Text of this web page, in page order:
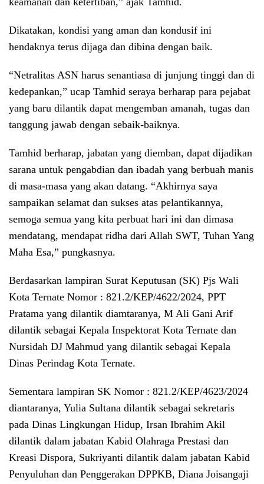
Dikatakan, kondisi yang aman dan kondusif ini
hendaknya terus dijaga dan dibina dengan baik.
“Netralitas ASN harus senantiasa di junjung tinggi dan di
kedepankan,” ucap Tamhid seraya berharap para pejabat
yang baru dilantik dapat mengemban amanah, tugas dan
tanggung jawab dengan sebaik-baiknya.
Tamhid berharap, jabatan yang diemban, dapat dijadikan
sarana untuk pengabdian dan ibadah yang berbuah manis
di masa-masa yang akan datang. “Akhirnya saya
sampaikan selamat dan sukses atas pelantikannya,
semoga semua yang kita perbuat hari ini dan dimasa
mendatang, mendapat ridha dari Allah SWT, Tuhan Yang
Maha Esa,” pungkasnya.
Berdasarkan lampiran Surat Keputusan (SK) Pjs Wali
Kota Ternate Nomor : 821.2/KEP/4622/2024, PPT
Pratama yang dilantik diamtaranya, M Ali Gani Arif
dilantik sebagai Kepala Inspektorat Kota Ternate dan
Nursidah DJ Mahmud yang dilantik sebagai Kepala
Dinas Perindag Kota Ternate.
Sementara lampiran SK Nomor : 821.2/KEP/4623/2024
diantaranya, Yulia Sultana dilantik sebagai sekretaris
pada Dinas Lingkungan Hidup, Irsan Ibrahim Akil
dilantik dalam jabatan Kabid Olahraga Prestasi dan
Kreasi Dispora, Sukriyanti dilantik dalam jabatan Kabid
Penyuluhan dan Penggerakan DPPKB, Diana Joisangaji